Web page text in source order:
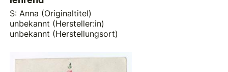
S: Anna (Originaltitel)
unbekannt (Hersteller:in)
unbekannt (Herstellungsort)